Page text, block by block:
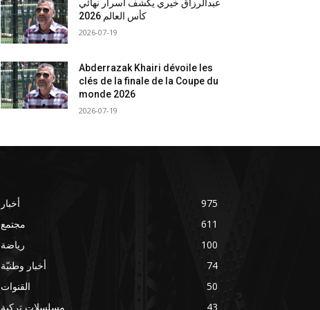
عبدالرزاق خيري يكشف أسرار نهائي
كأس العالم 2026
2026-07-19
Abderrazak Khairi dévoile les
clés de la finale de la Coupe du
monde 2026
2026-07-19
أخبار
975
مجتمع
611
رياضة
100
أخبار وطنيّة
74
القنوات
50
مسلسلات تركية
43